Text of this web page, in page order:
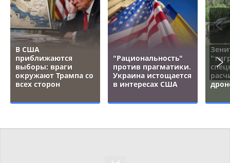
В США
приближаются
выборы: враги
окружают Трампа со
всех сторон
"Рациональность"
против прагматики.
Украина истощается
в интересах США